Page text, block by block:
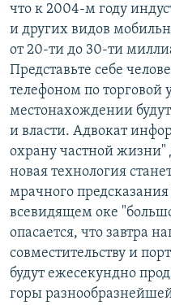
что к 2004-м году
и других видов
от 20-ти до 30-ти
Представьте себе
телефоном по торговой
местонахождении
и власти. Адвокат
охрану частной жизни"
новая технология
мрачного
всевидящем оке
опасается, что завтра
совместительству и
будут ежесекундно
горы